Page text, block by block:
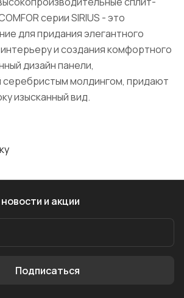
серии SIRIUS - это
для придания элегантного
и создания комфортного
дизайн панели,
серебристым молдингом, придают
изысканный вид.
и акции
Подписаться